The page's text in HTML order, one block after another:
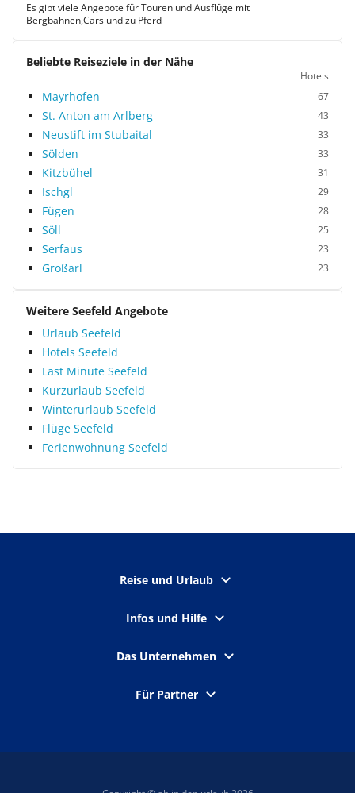
Es gibt viele Angebote für Touren und Ausflüge mit
Bergbahnen,Cars und zu Pferd
Beliebte Reiseziele in der Nähe
Hotels
Mayrhofen 67
St. Anton am Arlberg 43
Neustift im Stubaital 33
Sölden 33
Kitzbühel 31
Ischgl 29
Fügen 28
Söll 25
Serfaus 23
Großarl 23
Weitere Seefeld Angebote
Urlaub Seefeld
Hotels Seefeld
Last Minute Seefeld
Kurzurlaub Seefeld
Winterurlaub Seefeld
Flüge Seefeld
Ferienwohnung Seefeld
Reise und Urlaub
Infos und Hilfe
Das Unternehmen
Für Partner